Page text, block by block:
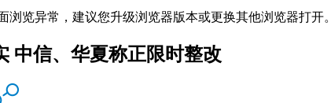
览异常，建议您升级浏览器版本或更换其他浏览器打开。
中信、华夏称正限时整改